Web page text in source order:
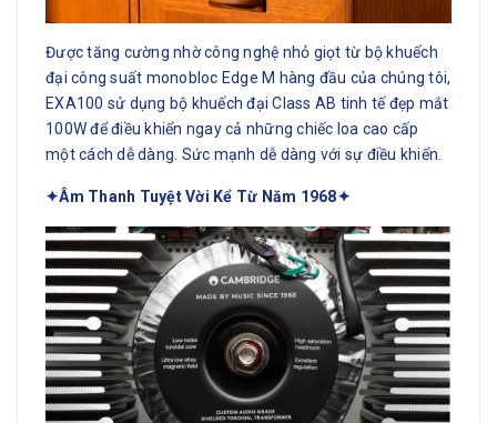
Được tăng cường nhờ công nghệ nhỏ giọt từ bộ khuếch
đại công suất monobloc Edge M hàng đầu của chúng tôi,
EXA100 sử dụng bộ khuếch đại Class AB tinh tế đẹp mắt
100W để điều khiển ngay cả những chiếc loa cao cấp
một cách dễ dàng. Sức mạnh dễ dàng với sự điều khiển.
✦Âm Thanh Tuyệt Vời Kể Từ Năm 1968✦